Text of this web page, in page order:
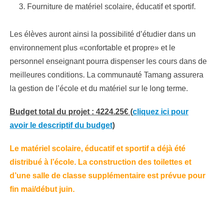
Fourniture de matériel scolaire, éducatif et sportif.
Les élèves auront ainsi la possibilité d’étudier dans un
environnement plus «confortable et propre» et le
personnel enseignant pourra dispenser les cours dans de
meilleures conditions. La communauté Tamang assurera
la gestion de l’école et du matériel sur le long terme.
Budget total du projet : 4224.25€ (cliquez ici pour
avoir le descriptif du budget)
Le matériel scolaire, éducatif et sportif a déjà été
distribué à l’école. La construction des toilettes et
d’une salle de classe supplémentaire est prévue pour
fin mai/début juin.